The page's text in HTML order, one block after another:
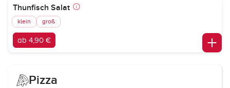
Thunfisch Salat
klein groß
ab 4,90 €
Pizza